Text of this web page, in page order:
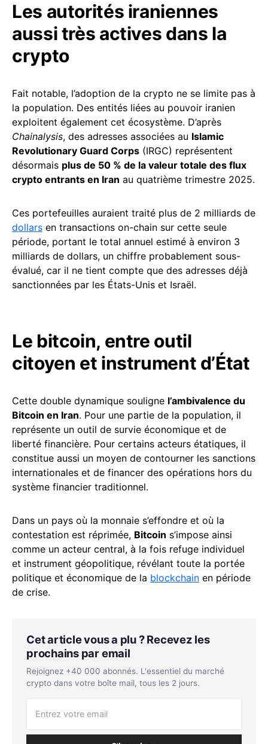
Les autorités iraniennes
aussi très actives dans la
crypto
Fait notable, l’adoption de la crypto ne se limite pas à
la population. Des entités liées au pouvoir iranien
exploitent également cet écosystème. D’après
Chainalysis, des adresses associées au Islamic
Revolutionary Guard Corps (IRGC) représentent
désormais plus de 50 % de la valeur totale des flux
crypto entrants en Iran au quatrième trimestre 2025.
Ces portefeuilles auraient traité plus de 2 milliards de
dollars en transactions on-chain sur cette seule
période, portant le total annuel estimé à environ 3
milliards de dollars, un chiffre probablement sous-
évalué, car il ne tient compte que des adresses déjà
sanctionnées par les États-Unis et Israël.
Le bitcoin, entre outil
citoyen et instrument d’État
Cette double dynamique souligne l’ambivalence du
Bitcoin en Iran. Pour une partie de la population, il
représente un outil de survie économique et de
liberté financière. Pour certains acteurs étatiques, il
constitue aussi un moyen de contourner les sanctions
internationales et de financer des opérations hors du
système financier traditionnel.
Dans un pays où la monnaie s’effondre et où la
contestation est réprimée, Bitcoin s’impose ainsi
comme un acteur central, à la fois refuge individuel
et instrument géopolitique, révélant toute la portée
politique et économique de la blockchain en période
de crise.
Cet article vous a plu ? Recevez les
prochains par email
Rejoignez +40 000 abonnés. L'essentiel du marché
crypto dans votre boîte mail, tous les 2 jours.